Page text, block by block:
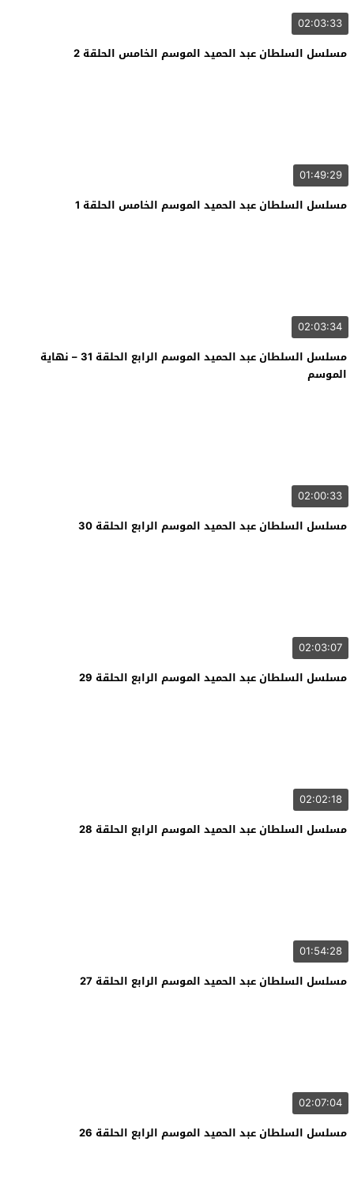
02:03:33
مسلسل السلطان عبد الحميد الموسم الخامس الحلقة 2
01:49:29
مسلسل السلطان عبد الحميد الموسم الخامس الحلقة 1
02:03:34
مسلسل السلطان عبد الحميد الموسم الرابع الحلقة 31 – نهاية
الموسم
02:00:33
مسلسل السلطان عبد الحميد الموسم الرابع الحلقة 30
02:03:07
مسلسل السلطان عبد الحميد الموسم الرابع الحلقة 29
02:02:18
مسلسل السلطان عبد الحميد الموسم الرابع الحلقة 28
01:54:28
مسلسل السلطان عبد الحميد الموسم الرابع الحلقة 27
02:07:04
مسلسل السلطان عبد الحميد الموسم الرابع الحلقة 26